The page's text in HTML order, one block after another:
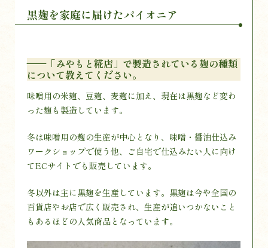
黒麹を家庭に届けたパイオニア
——「みやもと糀店」で製造されている麹の種類
について教えてください。
味噌用の米麹、豆麹、麦麹に加え、現在は黒麹など変わ
った麹も製造しています。
冬は味噌用の麹の生産が中心となり、味噌・醤油仕込み
ワークショップで使う他、ご自宅で仕込みたい人に向け
てECサイトでも販売しています。
冬以外は主に黒麹を生産しています。黒麹は今や全国の
百貨店やお店で広く販売され、生産が追いつかないこと
もあるほどの人気商品となっています。